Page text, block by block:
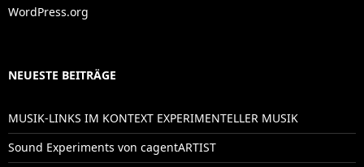
WordPress.org
NEUESTE BEITRÄGE
MUSIK-LINKS IM KONTEXT EXPERIMENTELLER MUSIK
Sound Experiments von cagentARTIST